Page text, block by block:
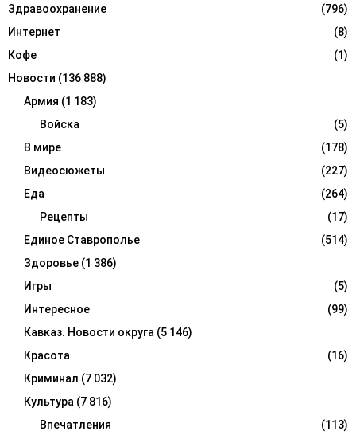
Здравоохранение
(796)
Интернет
(8)
Кофе
(1)
Новости (136 888)
Армия (1 183)
Войска
(5)
В мире
(178)
Видеосюжеты
(227)
Еда
(264)
Рецепты
(17)
Единое Ставрополье
(514)
Здоровье (1 386)
Игры
(5)
Интересное
(99)
Кавказ. Новости округа (5 146)
Красота
(16)
Криминал (7 032)
Культура (7 816)
Впечатления
(113)